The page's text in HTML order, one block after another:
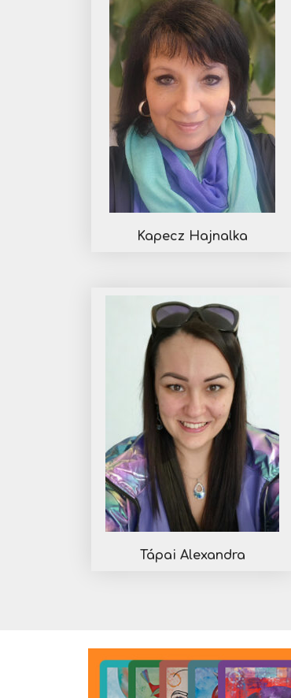
Kapecz Hajnalka
Tápai Alexandra